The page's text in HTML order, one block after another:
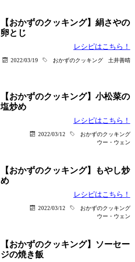
【おかずのクッキング】絹さやの
卵とじ
レシピはこちら！
2022/03/19 おかずのクッキング 土井善晴
【おかずのクッキング】小松菜の
塩炒め
レシピはこちら！
2022/03/12
おかずのクッキング
ウー・ウェン
【おかずのクッキング】もやし炒
め
レシピはこちら！
2022/03/12
おかずのクッキング
ウー・ウェン
【おかずのクッキング】ソーセー
ジの焼き飯